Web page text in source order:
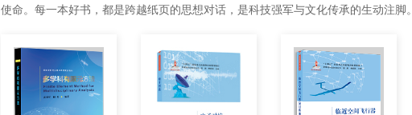
使命。每一本好书，都是跨越纸页的思想对话，是科技强军与文化传承的生动注脚。